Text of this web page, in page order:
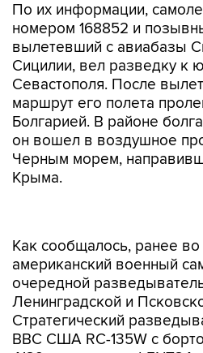
По их информации,
номером 168852 и
вылетевший с авиабазы
Сицилии, вел разведку к
Севастополя. После
маршрут его полета
Болгарией. В районе
он вошел в воздушное
Черным морем,
Крыма.
очередной
Ленинградской и
Стратегический
ВВС США RC-135W с
4139 и позывным
авиабазы Милденхолл в